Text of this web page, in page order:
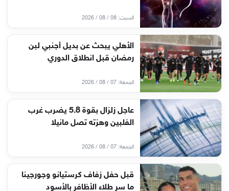
السبت: 08 / 08 / 2026
الأهلي يبحث عن بديل أجنبي لبن
رمضان قبل انطلاق الدوري
الجمعة: 07 / 08 / 2026
عاجل زلزال بقوة 5.8 يضرب غرب
الفلبين وهزته تصل مانيلا
الجمعة: 07 / 08 / 2026
قبل حفل زفاف كرستيانو وجورجينا
ما سر طلاء الأظافر بالأسود